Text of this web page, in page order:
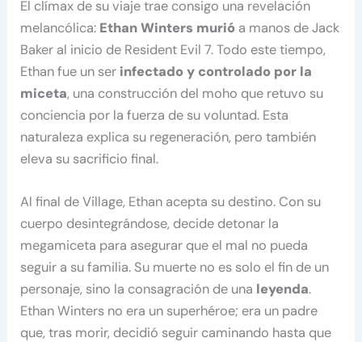
El clímax de su viaje trae consigo una revelación
melancólica: Ethan Winters murió a manos de Jack
Baker al inicio de Resident Evil 7. Todo este tiempo,
Ethan fue un ser infectado y controlado por la
miceta, una construcción del moho que retuvo su
conciencia por la fuerza de su voluntad. Esta
naturaleza explica su regeneración, pero también
eleva su sacrificio final.
Al final de Village, Ethan acepta su destino. Con su
cuerpo desintegrándose, decide detonar la
megamiceta para asegurar que el mal no pueda
seguir a su familia. Su muerte no es solo el fin de un
personaje, sino la consagración de una leyenda.
Ethan Winters no era un superhéroe; era un padre
que, tras morir, decidió seguir caminando hasta que